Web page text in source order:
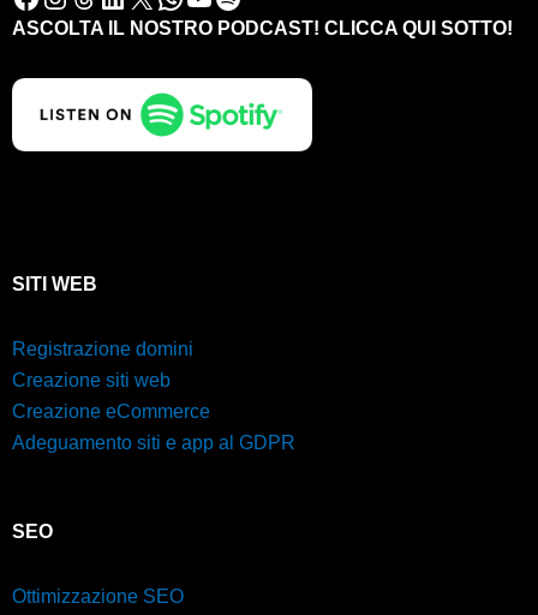
ASCOLTA IL NOSTRO PODCAST! CLICCA QUI SOTTO!
SITI WEB
Registrazione domini
Creazione siti web
Creazione eCommerce
Adeguamento siti e app al GDPR
SEO
Ottimizzazione SEO